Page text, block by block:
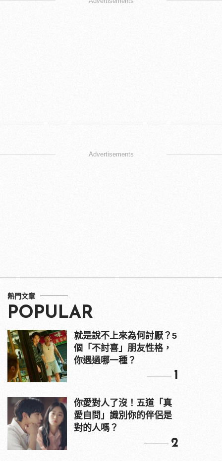
Advertisements
熱門文章
POPULAR
就是說不上來為何討厭？5
個「不討喜」朋友性格，
你遇過哪一種？
1
你愛對人了沒！五道「真
愛自問」識別你的伴侶是
對的人嗎？
2